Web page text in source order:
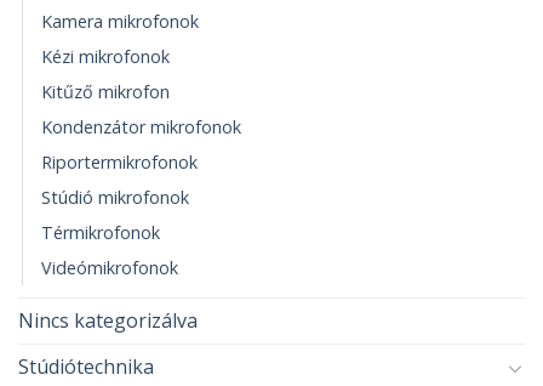
Kamera mikrofonok
Kézi mikrofonok
Kitűző mikrofon
Kondenzátor mikrofonok
Riportermikrofonok
Stúdió mikrofonok
Térmikrofonok
Videómikrofonok
Nincs kategorizálva
Stúdiótechnika